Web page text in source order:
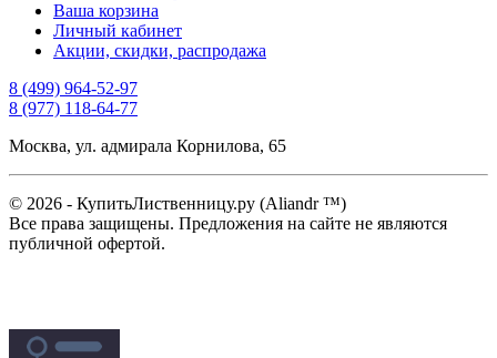
Ваша корзина
Личный кабинет
Акции, скидки, распродажа
8 (499) 964-52-97
8 (977) 118-64-77
Москва, ул. адмирала Корнилова, 65
© 2026 - КупитьЛиственницу.ру (Aliandr ™)
Все права защищены. Предложения на сайте не являются
публичной офертой.